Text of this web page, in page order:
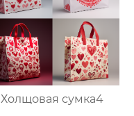
Холщовая сумка4